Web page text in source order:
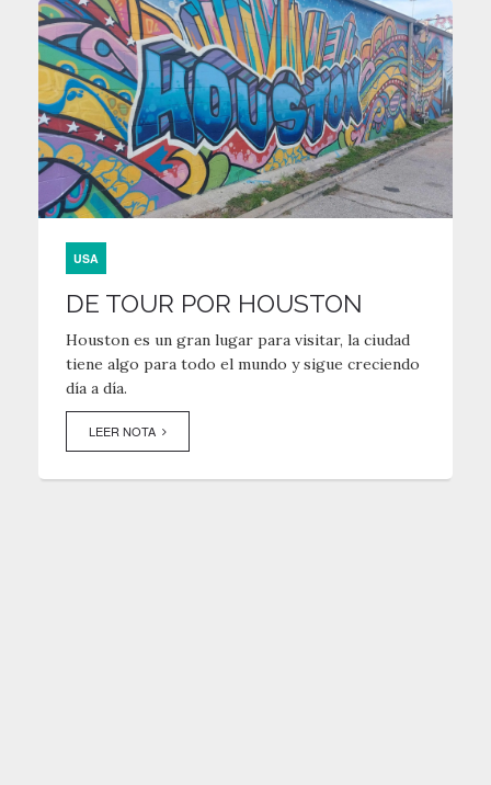
USA
DE TOUR POR HOUSTON
Houston es un gran lugar para visitar, la ciudad
tiene algo para todo el mundo y sigue creciendo
día a día.
LEER NOTA